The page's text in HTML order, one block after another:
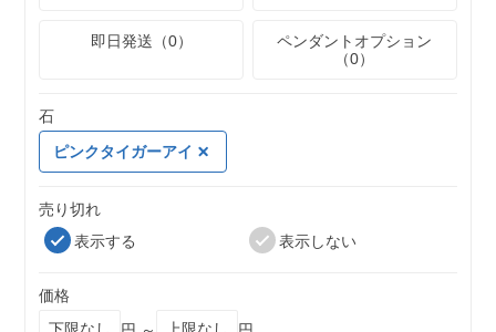
即日発送（0）
ペンダントオプション
（0）
石
ピンクタイガーアイ
売り切れ
表示する
表示しない
価格